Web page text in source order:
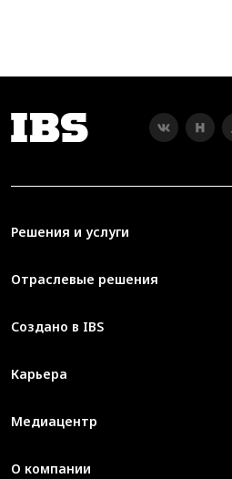
Решения и услуги
Отраслевые решения
Создано в IBS
Карьера
Медиацентр
О компании